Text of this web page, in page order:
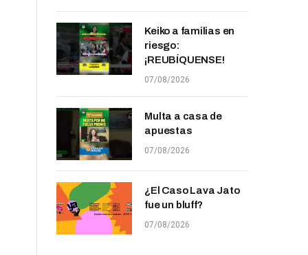
Keiko a familias en
riesgo:
¡REUBÍQUENSE!
07/08/2026
Multa a casa de
apuestas
07/08/2026
¿El Caso Lava Jato
fue un bluff?
07/08/2026